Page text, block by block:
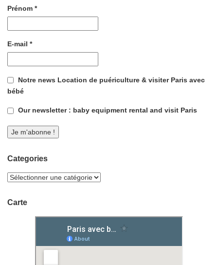
Prénom *
E-mail *
Notre news Location de puériculture & visiter Paris avec
bébé
Our newsletter : baby equipment rental and visit Paris
Categories
Carte